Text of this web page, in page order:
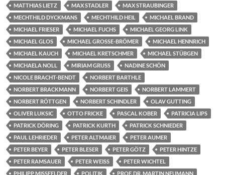
MATTHIAS LIETZ
MAX STADLER
MAX STRAUBINGER
MECHTHILD DYCKMANS
MECHTHILD HEIL
MICHAEL BRAND
MICHAEL FRIESER
MICHAEL FUCHS
MICHAEL GEORG LINK
MICHAEL GLOS
MICHAEL GROSSE-BRÖMER
MICHAEL HENNRICH
MICHAEL KAUCH
MICHAEL KRETSCHMER
MICHAEL STÜBGEN
MICHAELA NOLL
MIRIAM GRUSS
NADINE SCHÖN
NICOLE BRACHT-BENDT
NORBERT BARTHLE
NORBERT BRACKMANN
NORBERT GEIS
NORBERT LAMMERT
NORBERT RÖTTGEN
NORBERT SCHINDLER
OLAV GUTTING
OLIVER LUKSIC
OTTO FRICKE PASCAL KOBER
PATRICIA LIPS
PATRICK DÖRING
PATRICK KURTH
PATRICK SCHNIEDER
PAUL LEHRIEDER
PETER ALTMAIER
PETER AUMER
PETER BEYER
PETER BLESER PETER GÖTZ
PETER HINTZE
PETER RAMSAUER
PETER WEISS
PETER WICHTEL
PHILIPP MISSFELDER
POLITIK PROF. DR. MARTIN NEUMANN